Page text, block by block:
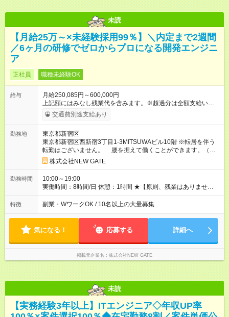
未読
【月給25万～×未経験採用99％】＼内定まで2週間
／6ヶ月の研修でゼロからプロになる開発エンジニ
ア
正社員 職種未経験OK
給与
月給250,085円～600,000円
上記額にはみなし残業代を含みます。※超過分は全額支給いたし
ます。 みなし残業代 47,485円／月 みなし残業時間 30時間／月
・研修期間については月給20万3000円＋交通費＋資格手当＋役
期間あり 試用期間の長さ：6ヶ月 ※ 雇用形態と給与に、本採用
時と異なる部分があります。 雇用形態：中途採用（契約社員）
給与：本採用時と同じです。
交通費別途支給あり
勤務地
東京都新宿区
東京都新宿区西新宿3丁目1-3MITSUWAビル10階 ※転居を伴う
転勤はございません。 腰を据えて働くことができます。（最
寄り駅：新宿駅）
株式会社NEW GATE
勤務時間
10:00～19:00
実働時間：8時間/日 休憩：1時間 ★【原則、残業はありませ
ん！】 定時になったらピタッと退勤します。 仕事終わりは趣味
のゲームに没頭したり、 推し活のライブに参戦してみたり、 友
ベート時間を 存分に満喫しています！
特徴 副業・WワークOK / 10名以上の大量募集
気になる！ 応募する 詳細へ
掲載元企業名 株式会社NEW GATE
未読
【実務経験3年以上】ITエンジニア◇年収UP率